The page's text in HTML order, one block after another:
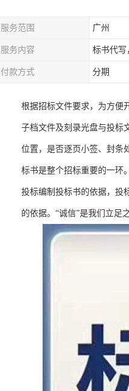
服务范围 广州
服务内容 标书代写
付款方式 分期
根据招标文件要求，为方便
子档文件及刻录光盘与投标
位置，是否逐页小签、封条
标书是整个招标重要的一环
投标编制投标书的依据，投
的依据。“诚信”是我们立足